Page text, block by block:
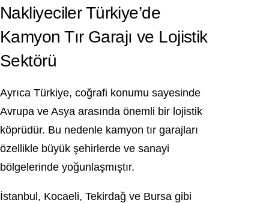
Nakliyeciler Türkiye’de
Kamyon Tır Garajı ve Lojistik
Sektörü
Ayrıca Türkiye, coğrafi konumu sayesinde
Avrupa ve Asya arasında önemli bir lojistik
köprüdür. Bu nedenle kamyon tır garajları
özellikle büyük şehirlerde ve sanayi
bölgelerinde yoğunlaşmıştır.
İstanbul, Kocaeli, Tekirdağ ve Bursa gibi